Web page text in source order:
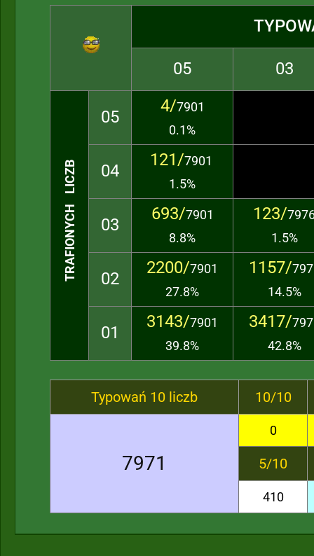
05 03
TRAFIONYCH LICZB
05
4/7901
0.1%
04
121/7901
1.5%
03
693/7901
8.8%
123/
1.5%
02
2200/7901
27.8%
1157/
14.5%
01
3143/7901
39.8%
3417/
42.8%
Typowań 10 liczb 10/10
7971
0
5/10
410